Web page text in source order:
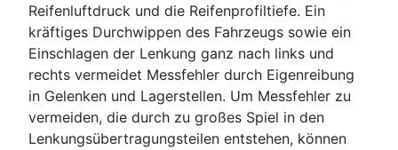
Reifenluftdruck und die Reifenprofiltiefe. Ein
kräftiges Durchwippen des Fahrzeugs sowie ein
Einschlagen der Lenkung ganz nach links und
rechts vermeidet Messfehler durch Eigenreibung
in Gelenken und Lagerstellen. Um Messfehler zu
vermeiden, die durch zu großes Spiel in den
Lenkungsübertragungsteilen entstehen, können